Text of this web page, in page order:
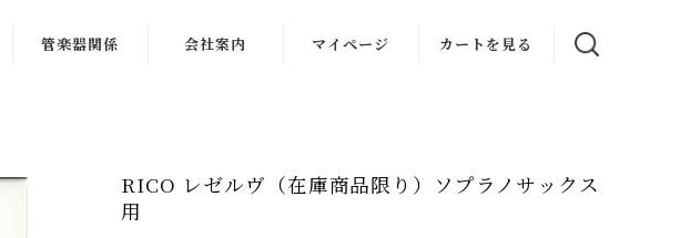
管楽器関係 会社案内
管楽器レンタル
マイページ カートを見る
RICO レゼルヴ（在庫商品限り）ソプラノサックス
用